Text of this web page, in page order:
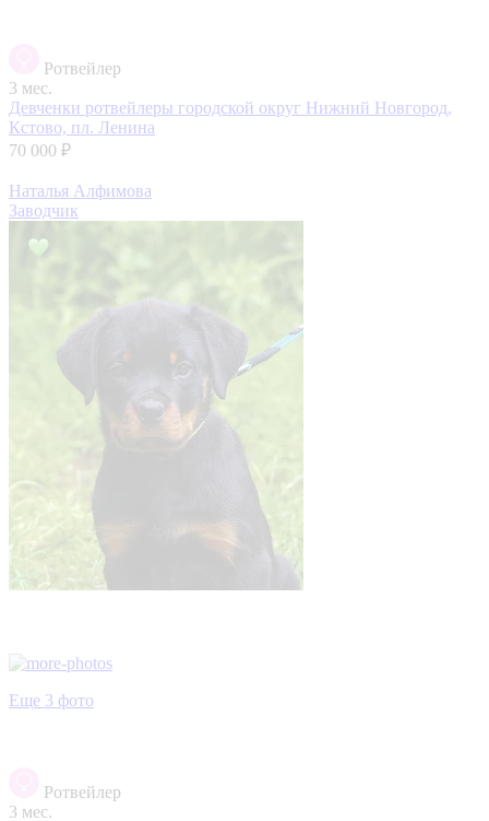
Ротвейлер
3 мес.
Девченки ротвейлеры городской округ Нижний Новгород,
Кстово, пл. Ленина
70 000 ₽
Наталья Алфимова
Заводчик
Еще 3 фото
Ротвейлер
3 мес.